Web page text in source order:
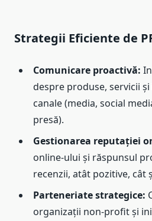
Strategii Eficiente de
Comunicare proactivă:
despre produse, servicii
canale (media, social
presă).
Gestionarea reputației
online-ului și răspunsul
recenzii, atât pozitive, cât
Parteneriate strategice:
organizații non-profit și